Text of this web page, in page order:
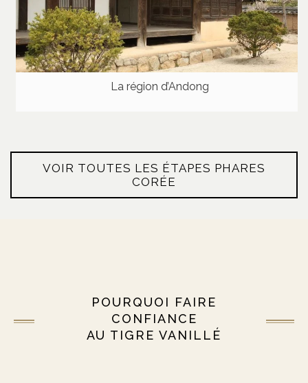
La région d’Andong
VOIR TOUTES LES ÉTAPES PHARES
CORÉE
POURQUOI FAIRE
CONFIANCE
AU TIGRE VANILLÉ